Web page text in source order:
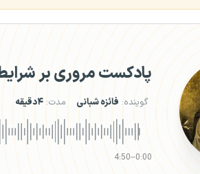
پادکست مروری بر
گوینده: فائزه شبانی مدت: ۴دقیقه
0:00
–
4:50